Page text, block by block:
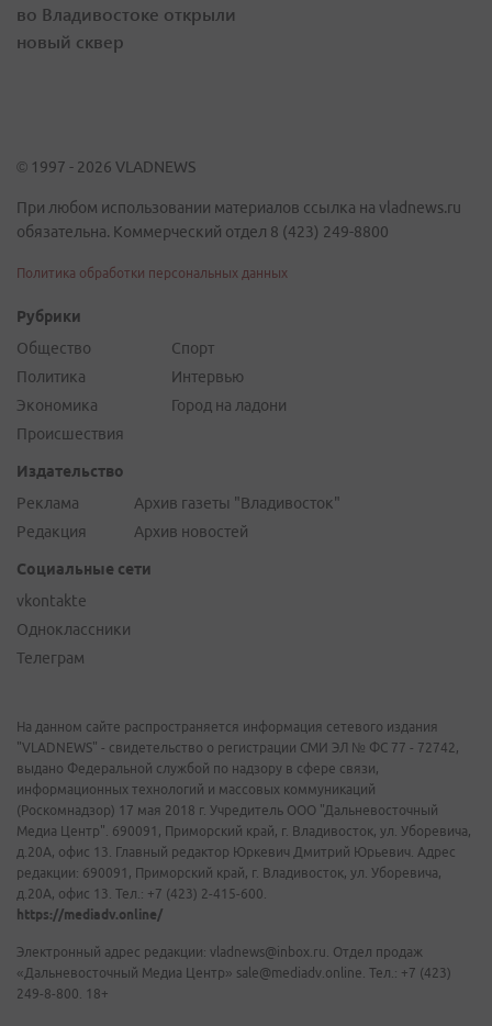
во Владивостоке открыли
новый сквер
© 1997 - 2026 VLADNEWS
При любом использовании материалов ссылка на vladnews.ru
обязательна. Коммерческий отдел 8 (423) 249-8800
Политика обработки персональных данных
Рубрики
Общество
Политика
Экономика
Происшествия
Спорт
Интервью
Город на ладони
Издательство
Реклама
Редакция
Архив газеты "Владивосток"
Архив новостей
Социальные сети
vkontakte
Одноклассники
Телеграм
На данном сайте распространяется информация сетевого издания
"VLADNEWS" - свидетельство о регистрации СМИ ЭЛ № ФС 77 - 72742,
выдано Федеральной службой по надзору в сфере связи,
информационных технологий и массовых коммуникаций
(Роскомнадзор) 17 мая 2018 г. Учредитель ООО "Дальневосточный
Медиа Центр". 690091, Приморский край, г. Владивосток, ул. Уборевича,
д.20А, офис 13. Главный редактор Юркевич Дмитрий Юрьевич. Адрес
редакции: 690091, Приморский край, г. Владивосток, ул. Уборевича,
д.20А, офис 13. Тел.: +7 (423) 2-415-600.
https://mediadv.online/
Электронный адрес редакции: vladnews@inbox.ru. Отдел продаж
«Дальневосточный Медиа Центр» sale@mediadv.online. Тел.: +7 (423)
249-8-800. 18+